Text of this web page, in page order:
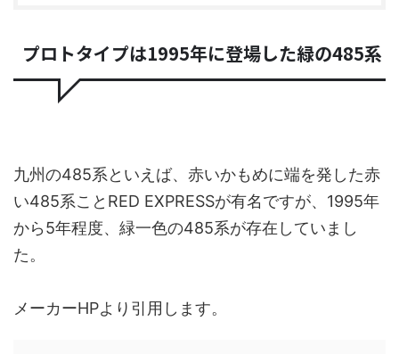
プロトタイプは1995年に登場した緑の485系
九州の485系といえば、赤いかもめに端を発した赤
い485系ことRED EXPRESSが有名ですが、1995年
から5年程度、緑一色の485系が存在していまし
た。
メーカーHPより引用します。